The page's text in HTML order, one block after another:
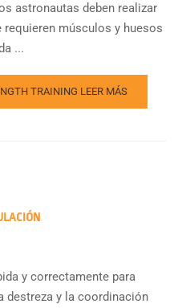
astronautas deben realizar
músculos y huesos
...
TRAINING LEER MÁS
y correctamente para
destreza y la coordinación